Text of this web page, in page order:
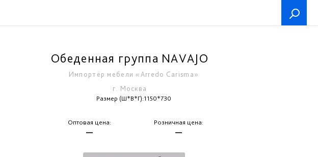
Обеденная группа NAVAJO
Импортёр мебели «Arredo Carisma»
г. Москва
Размер (Ш*В*Г):1150*730
Оптовая цена:
—
Розничная цена:
—